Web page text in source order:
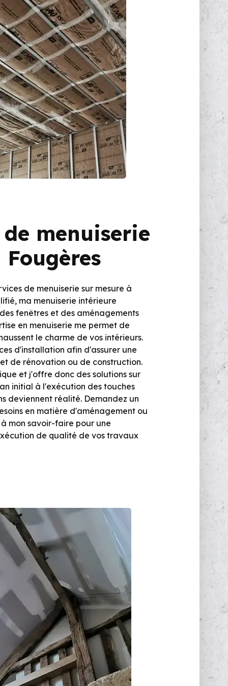
menuiserie
de menuiserie sur mesure à
ma menuiserie intérieure
fenêtres et des aménagements
en menuiserie me permet de
le charme de vos intérieurs.
d'installation afin d'assurer une
de rénovation ou de construction.
et j'offre donc des solutions sur
initial à l'exécution des touches
deviennent réalité. Demandez un
en matière d'aménagement ou
mon savoir-faire pour une
de qualité de vos travaux